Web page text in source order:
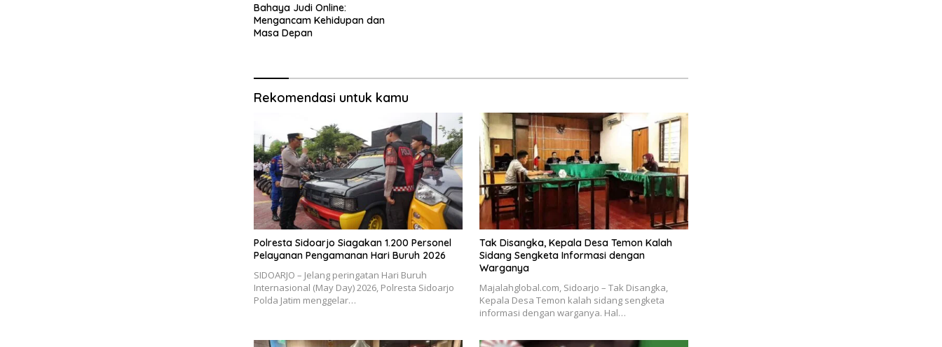
Bahaya Judi Online:
Mengancam Kehidupan dan
Masa Depan
Rekomendasi untuk kamu
Polresta Sidoarjo Siagakan 1.200 Personel
Pelayanan Pengamanan Hari Buruh 2026
SIDOARJO – Jelang peringatan Hari Buruh
Internasional (May Day) 2026, Polresta Sidoarjo
Polda Jatim menggelar…
Tak Disangka, Kepala Desa Temon Kalah
Sidang Sengketa Informasi dengan
Warganya
Majalahglobal.com, Sidoarjo – Tak Disangka,
Kepala Desa Temon kalah sidang sengketa
informasi dengan warganya. Hal…